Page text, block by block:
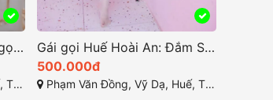
Phương Anh nhẹ nhàng, ngọt ngào và đầy ấm áp
Gái gọi Huế Hoài An: Đắm Say Trong Vẻ Đẹp Đầy Quyến Rũ
500.000đ
Phạm Văn Đồng, Vỹ Dạ, Huế, Thừa Thiên Huế